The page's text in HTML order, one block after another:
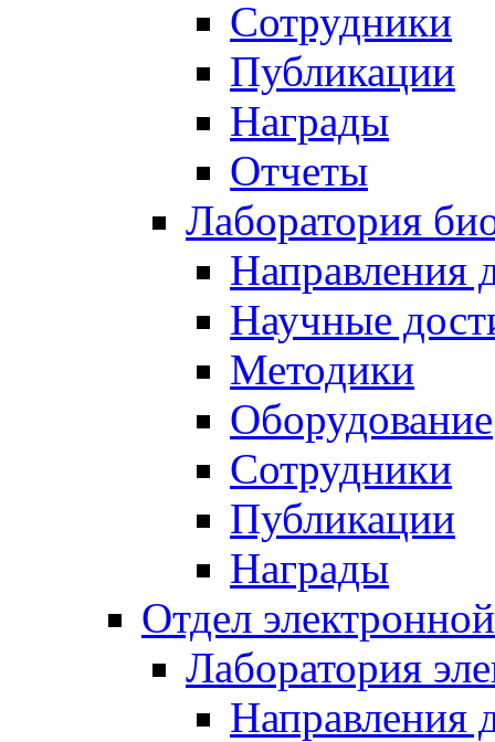
Сотрудники
Публикации
Награды
Отчеты
Лаборатория
Направления
Научные
Методики
Оборудование
Сотрудники
Публикации
Награды
Отдел
Лаборатория
Направления